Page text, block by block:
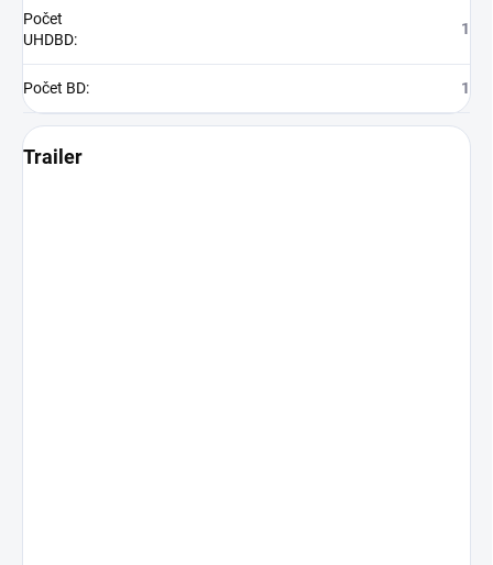
Počet
UHDBD:
1
Počet BD: 1
Trailer